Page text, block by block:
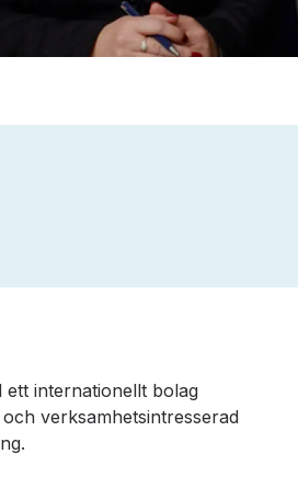
internationellt bolag
verksamhetsintresserad